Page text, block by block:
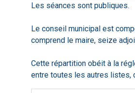
Les séances sont publiques.
Le conseil municipal est
comprend le maire, seize
Cette répartition obéit à la
entre toutes les autres listes,